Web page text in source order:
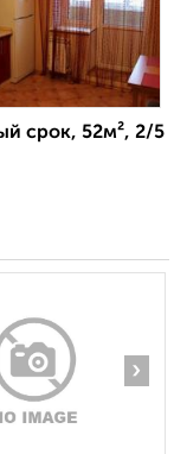
срок, 52м², 2/5
›